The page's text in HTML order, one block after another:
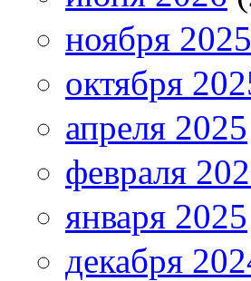
ноября 2025
октября
апреля 2025
февраля
января 2025
декабря